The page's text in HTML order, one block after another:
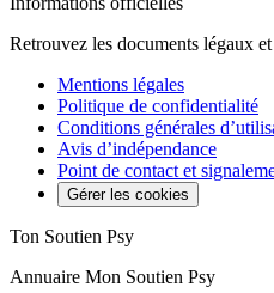
Retrouvez les documents légaux
Mentions légales
Politique de confidentialité
Conditions générales
Avis d’indépendance
Point de contact et
Gérer les cookies
Ton Soutien Psy
Annuaire Mon Soutien Psy